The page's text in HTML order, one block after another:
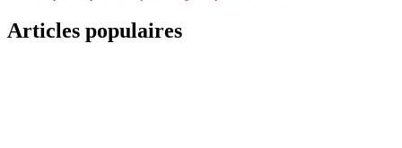
Articles populaires